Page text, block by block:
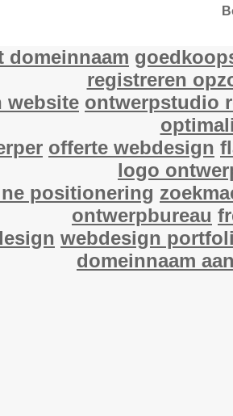
domeinnaam
registreren
website ontwerpstudio
offerte webdesign
logo
positionering
ontwerpbureau
webdesign
domeinnaam